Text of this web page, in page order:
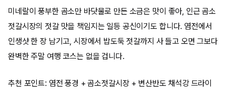
미네랄이 풍부한 곰소만 바닷물로 만든 소금은 맛이 좋아, 인근 곰소
젓갈시장의 젓갈 맛을 책임지는 일등 공신이기도 합니다. 염전에서
인생샷 한 장 남기고, 시장에서 밥도둑 젓갈까지 사 들고 오면 그보다
완벽한 주말 여행 코스는 없을 겁니다.
추천 포인트: 염전 풍경 + 곰소젓갈시장 + 변산반도 채석강 드라이